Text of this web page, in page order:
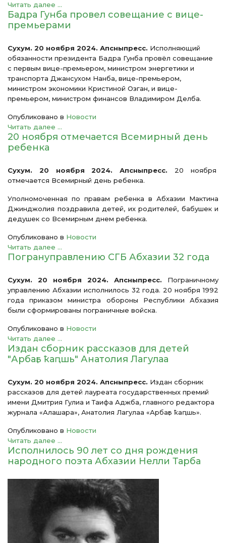
Читать далее ...
Бадра Гунба провел совещание с вице-
премьерами
Сухум. 20 ноября 2024. Апсныпресс. Исполняющий
обязанности президента Бадра Гунба провёл совещание
с первым вице-премьером, министром энергетики и
транспорта Джансухом Нанба, вице-премьером,
министром экономики Кристиной Озган, и вице-
премьером, министром финансов Владимиром Делба.
Опубликовано в Новости
Читать далее ...
20 ноября отмечается Всемирный день
ребенка
Сухум. 20 ноября 2024. Апсныпресс. 20 ноября
отмечается Всемирный день ребенка.
Уполномоченная по правам ребенка в Абхазии Мактина
Джинджолия поздравила детей, их родителей, бабушек и
дедушек со Всемирным днем ребенка.
Опубликовано в Новости
Читать далее ...
Погрануправлению СГБ Абхазии 32 года
Сухум. 20 ноября 2024. Апсныпресс. Пограничному
управлению Абхазии исполнилось 32 года. 20 ноября 1992
года приказом министра обороны Республики Абхазия
были сформированы пограничные войска.
Опубликовано в Новости
Читать далее ...
Издан сборник рассказов для детей
"Арбаӷь ҟаԥшь" Анатолия Лагулаа
Сухум. 20 ноября 2024. Апсныпресс. Издан сборник
рассказов для детей лауреата государственных премий
имени Дмитрия Гулиа и Таифа Аджба, главного редактора
журнала «Алашара», Анатолия Лагулаа «Арбаӷь ҟаԥшь».
Опубликовано в Новости
Читать далее ...
Исполнилось 90 лет со дня рождения
народного поэта Абхазии Нелли Тарба